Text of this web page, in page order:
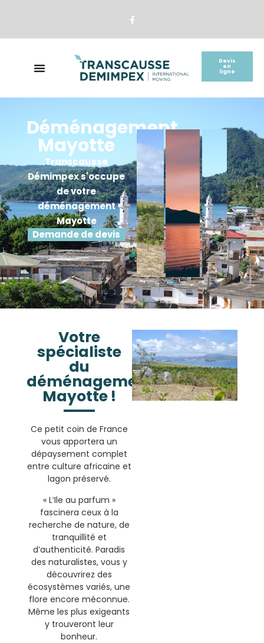
Devis
en
ligne
Déménagement
Mayotte
Transcausse
Démimpex s'occupe
de votre
déménagement
Mayotte
Demande de devis
Votre
spécialiste
du
déménagement
Mayotte !
Ce petit coin de France
vous apportera un
dépaysement complet
entre culture africaine et
lagon préservé.
« L’Ile au parfum »
fascinera ceux à la
recherche de nature, de
tranquillité et
d’authenticité. Paradis
des naturalistes, vous y
découvrirez des
écosystèmes variés, une
flore encore méconnue.
Même les plus exigeants
y trouveront leur
bonheur.